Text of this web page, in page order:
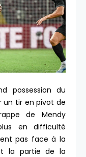
possession du
un tir en pivot de
de Mendy
en difficulté
pas face à la
la partie de la